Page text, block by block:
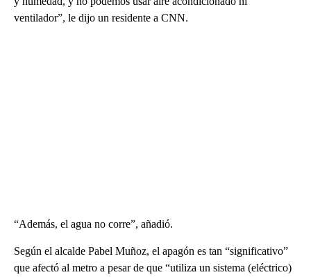
ventilador”, le dijo un residente a CNN.
“Además, el agua no corre”, añadió.
Según el alcalde Pabel Muñoz, el apagón es tan “significativo”
que afectó al metro a pesar de que “utiliza un sistema (eléctrico)